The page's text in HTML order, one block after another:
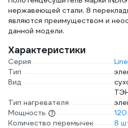
нержавеющей стали. 8
являются преимуществом и
данной модели.
Характеристики
Серия
Тип
Вид
Тип нагревателя
Мощность
Количество перемычек
8